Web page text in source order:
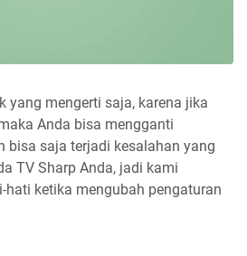
yang mengerti saja, karena jika
Anda bisa mengganti
bisa saja terjadi kesalahan yang
TV Sharp Anda, jadi kami
hati ketika mengubah pengaturan